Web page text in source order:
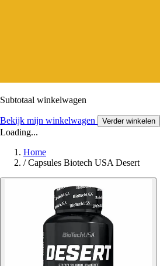
Subtotaal winkelwagen
Bekijk mijn winkelwagen Verder winkelen
Loading...
Home
/ Capsules Biotech USA Desert